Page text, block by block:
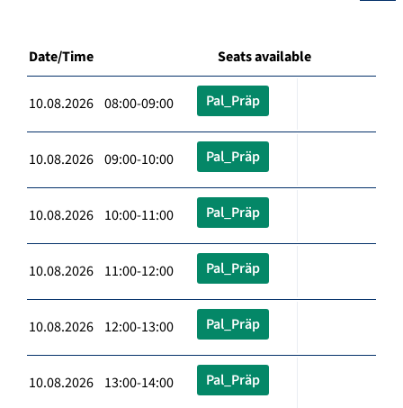
Date/Time Seats available
10.08.2026 08:00-09:00 Pal_Präp
10.08.2026 09:00-10:00 Pal_Präp
10.08.2026 10:00-11:00 Pal_Präp
10.08.2026 11:00-12:00 Pal_Präp
10.08.2026 12:00-13:00 Pal_Präp
10.08.2026 13:00-14:00 Pal_Präp